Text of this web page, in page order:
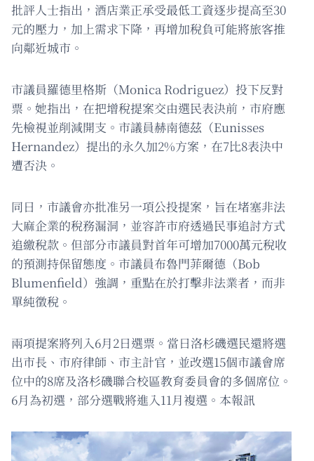
批評人士指出，酒店業正承受最低工資逐步提高至30
元的壓力，加上需求下降，再增加稅負可能將旅客推
向鄰近城市。
市議員羅德里格斯（Monica Rodriguez）投下反對
票。她指出，在把增稅提案交由選民表決前，市府應
先檢視並削減開支。市議員赫南德茲（Eunisses
Hernandez）提出的永久加2%方案，在7比8表決中
遭否決。
同日，市議會亦批准另一項公投提案，旨在堵塞非法
大麻企業的稅務漏洞，並容許市府透過民事追討方式
追繳稅款。但部分市議員對首年可增加7000萬元稅收
的預測持保留態度。市議員布魯門菲爾德（Bob
Blumenfield）強調，重點在於打擊非法業者，而非
單純徵稅。
兩項提案將列入6月2日選票。當日洛杉磯選民還將選
出市長、市府律師、市主計官，並改選15個市議會席
位中的8席及洛杉磯聯合校區教育委員會的多個席位。
6月為初選，部分選戰將進入11月複選。本報訊